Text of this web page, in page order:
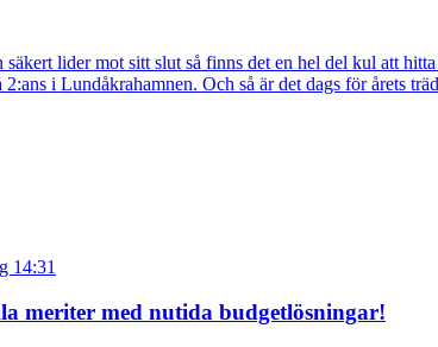
säkert lider mot sitt slut så finns det en hel del kul att
i Lundåkrahamnen. Och så är det dags för årets
14:31
meriter med nutida budgetlösningar!